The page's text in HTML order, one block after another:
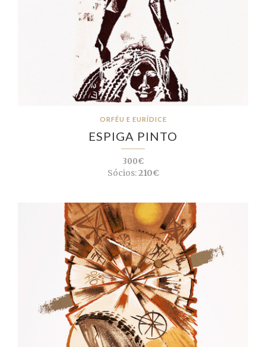
ORFÉU E EURÍDICE
ESPIGA PINTO
300€
Sócios:210€